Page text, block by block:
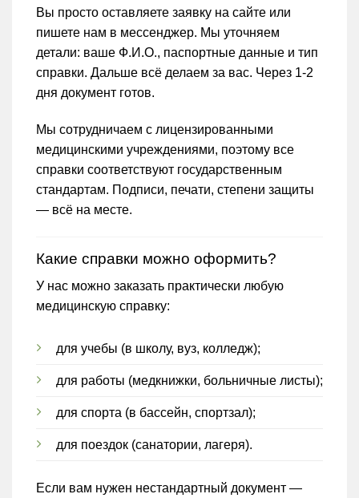
Вы просто оставляете заявку на сайте или
пишете нам в мессенджер. Мы уточняем
детали: ваше Ф.И.О., паспортные данные и тип
справки. Дальше всё делаем за вас. Через 1-2
дня документ готов.
Мы сотрудничаем с лицензированными
медицинскими учреждениями, поэтому все
справки соответствуют государственным
стандартам. Подписи, печати, степени защиты
— всё на месте.
Какие справки можно оформить?
У нас можно заказать практически любую
медицинскую справку:
для учебы (в школу, вуз, колледж);
для работы (медкнижки, больничные листы);
для спорта (в бассейн, спортзал);
для поездок (санатории, лагеря).
Если вам нужен нестандартный документ —